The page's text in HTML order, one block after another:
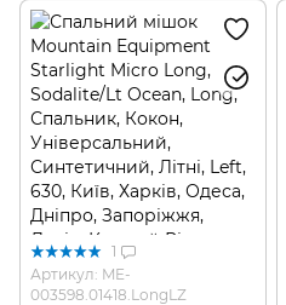
1
Артикул: ME-
003598.01418.LongLZ